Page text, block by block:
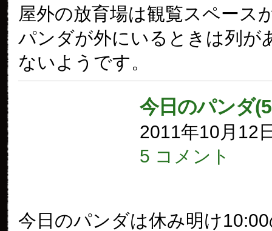
屋外の放育場は観覧スペース
パンダが外にいるときは列が
ないようです。
今日のパンダ
2011年10月12
5 コメント
今日のパンダは休み明け